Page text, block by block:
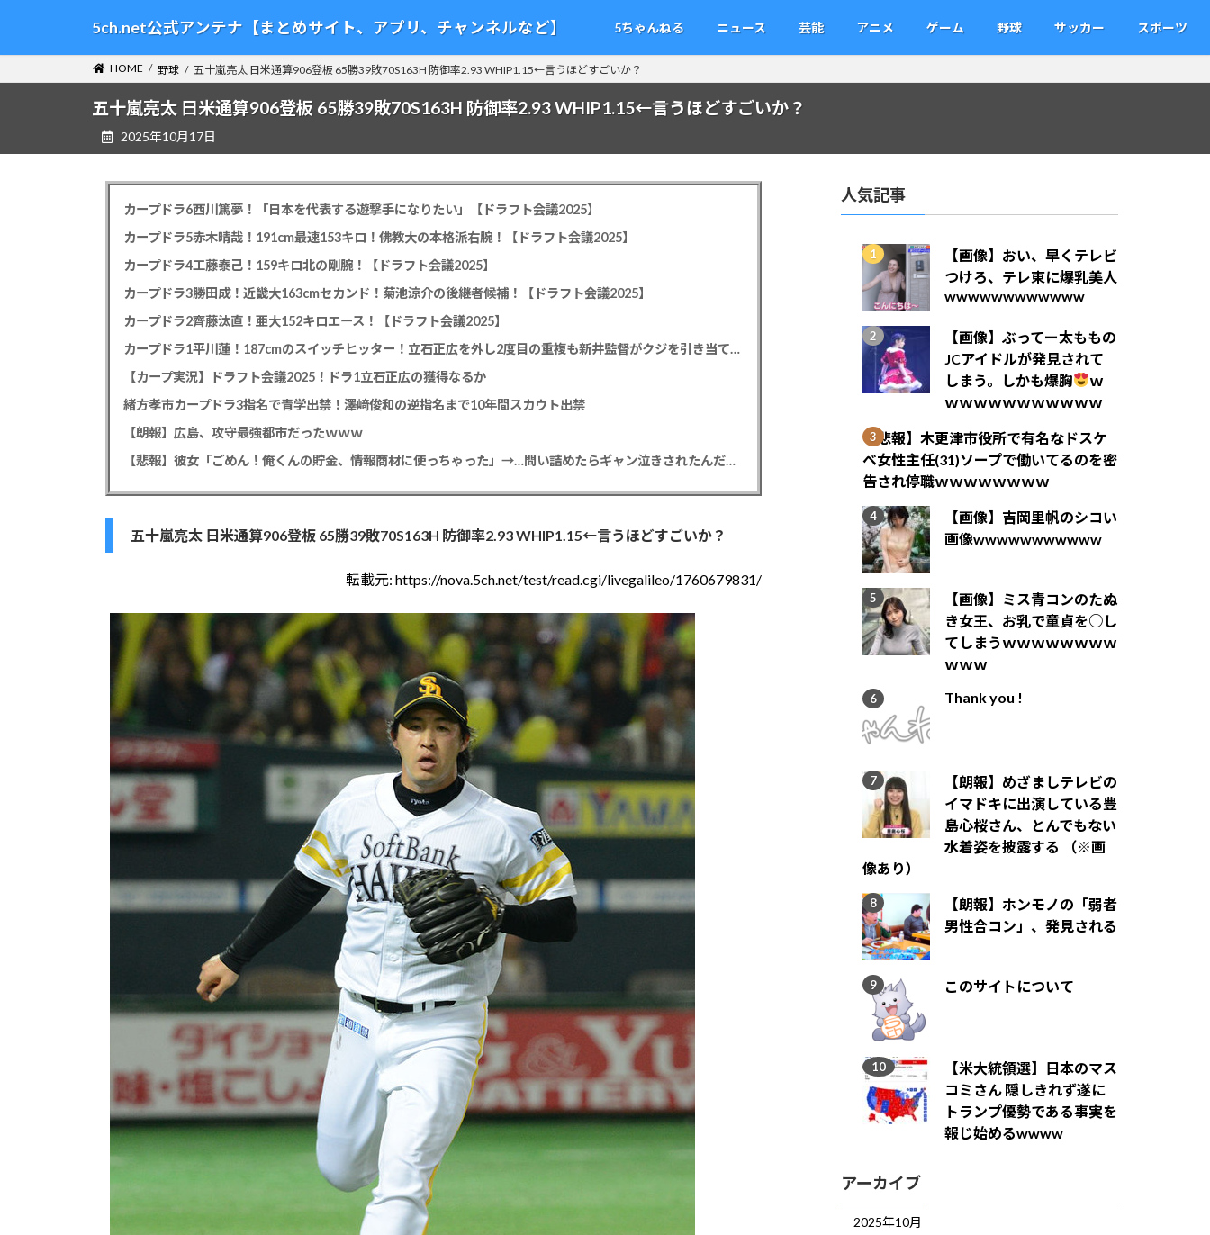
テ
ゲ
5ch.net公式アンテナ【まとめサイト、アプリ、チャンネルなど】 5ちゃんねる ニュース 芸能 アニメ ゲーム 野球 サッカー スポーツ
HOME 野球 五十嵐亮太 日米通算906登板 65勝39敗70S163H 防御率2.93 WHIP1.15←言うほどすごいか？
五十嵐亮太 日米通算906登板 65勝39敗70S163H 防御率2.93 WHIP1.15←言うほどすごいか？
2025年10月17日
カープドラ6西川篤夢！「日本を代表する遊撃手になりたい」【ドラフト会議2025】
カープドラ5赤木晴哉！191cm最速153キロ！佛教大の本格派右腕！【ドラフト会議2025】
カープドラ4工藤泰己！159キロ北の剛腕！【ドラフト会議2025】
カープドラ3勝田成！近畿大163cmセカンド！菊池涼介の後継者候補！【ドラフト会議2025】
カープドラ2齊藤汰直！亜大152キロエース！【ドラフト会議2025】
カープドラ1平川蓮！187cmのスイッチヒッター！立石正広を外し2度目の重複も新井監督がクジを引き当てる！【ドラフト会議2025】
【カープ実況】ドラフト会議2025！ドラ1立石正広の獲得なるか
緒方孝市カープドラ3指名で青学出禁！澤﨑俊和の逆指名まで10年間スカウト出禁
【朗報】広島、攻守最強都市だったｗｗｗ
【悲報】彼女「ごめん！俺くんの貯金、情報商材に使っちゃった」→…問い詰めたらギャン泣きされたんだが俺が悪いのか？
五十嵐亮太 日米通算906登板 65勝39敗70S163H 防御率2.93 WHIP1.15←言うほどすごいか？
転載元:https://nova.5ch.net/test/read.cgi/livegalileo/1760679831/
人気記事
【画像】おい、早くテレビ
つけろ、テレ東に爆乳美人
wwwwwwwwwwww
【画像】ぶってー太ももの
JCアイドルが発見されて
しまう。しかも爆胸
ｗ
ｗｗｗｗｗｗｗｗｗｗｗ
【悲報】木更津市役所で有名なドスケ
ベ女性主任(31)ソープで働いてるのを密
告され停職ｗｗｗｗｗｗｗｗ
【画像】吉岡里帆のシコい
画像wwwwwwwwwww
【画像】ミス青コンのたぬ
き女王、お乳で童貞を○し
てしまうｗｗｗｗｗｗｗｗ
ｗｗｗ
Thank you !
【朗報】めざましテレビの
イマドキに出演している豊
島心桜さん、とんでもない
水着姿を披露する （※画
像あり）
【朗報】ホンモノの「弱者
男性合コン」、発見される
このサイトについて
【米大統領選】日本のマス
コミさん 隠しきれず遂に
トランプ優勢である事実を
報じ始めるwwww
アーカイブ
2025年10月